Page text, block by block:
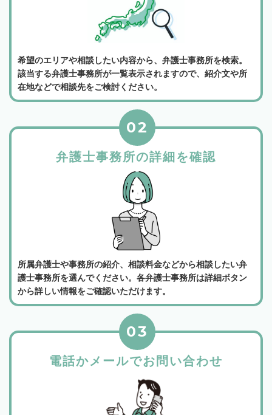
希望のエリアや相談したい内容から、弁護士事務所を検索。
該当する弁護士事務所が一覧表示されますので、紹介文や所
在地などで相談先をご検討ください。
弁護士事務所の詳細を確認
02
所属弁護士や事務所の紹介、相談料金などから相談したい弁
護士事務所を選んでください。各弁護士事務所は詳細ボタン
から詳しい情報をご確認いただけます。
電話かメールでお問い合わせ
03